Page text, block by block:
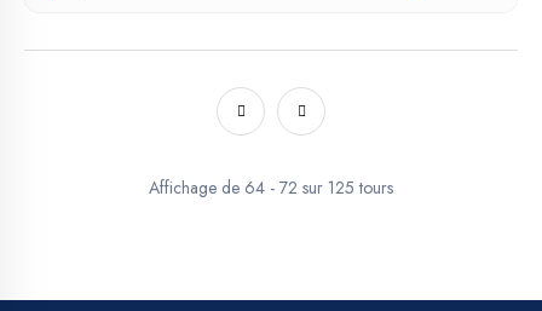
Affichage de 64 - 72 sur 125 tours